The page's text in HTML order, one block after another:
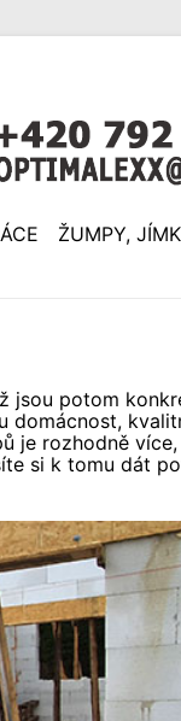
ŽUMPY,
jsou potom
domácnost,
je rozhodně
si k tomu dát